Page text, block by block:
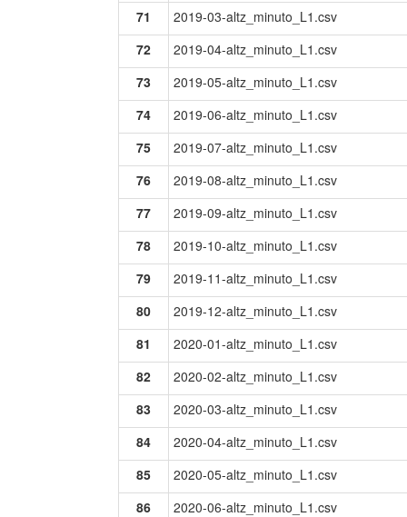
71
2019-03-altz_minuto_L1.csv
72
2019-04-altz_minuto_L1.csv
73
2019-05-altz_minuto_L1.csv
74
2019-06-altz_minuto_L1.csv
75
2019-07-altz_minuto_L1.csv
76
2019-08-altz_minuto_L1.csv
77
2019-09-altz_minuto_L1.csv
78
2019-10-altz_minuto_L1.csv
79
2019-11-altz_minuto_L1.csv
80
2019-12-altz_minuto_L1.csv
81
2020-01-altz_minuto_L1.csv
82
2020-02-altz_minuto_L1.csv
83
2020-03-altz_minuto_L1.csv
84
2020-04-altz_minuto_L1.csv
85
2020-05-altz_minuto_L1.csv
86
2020-06-altz_minuto_L1.csv